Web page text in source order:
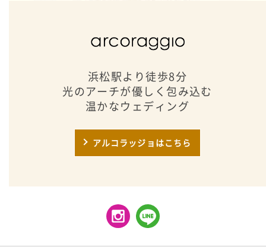
浜松駅より徒歩8分
光のアーチが優しく包み込む
温かなウェディング
アルコラッジョはこちら